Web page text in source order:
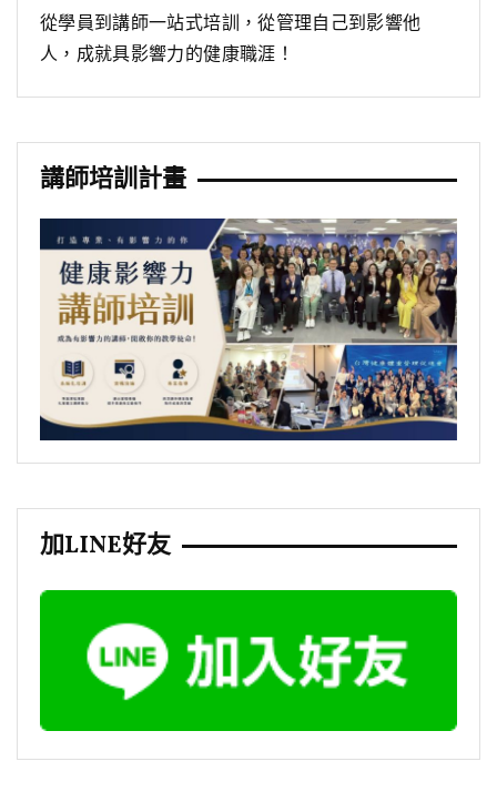
從學員到講師一站式培訓，從管理自己到影響他
人，成就具影響力的健康職涯！
講師培訓計畫
加LINE好友